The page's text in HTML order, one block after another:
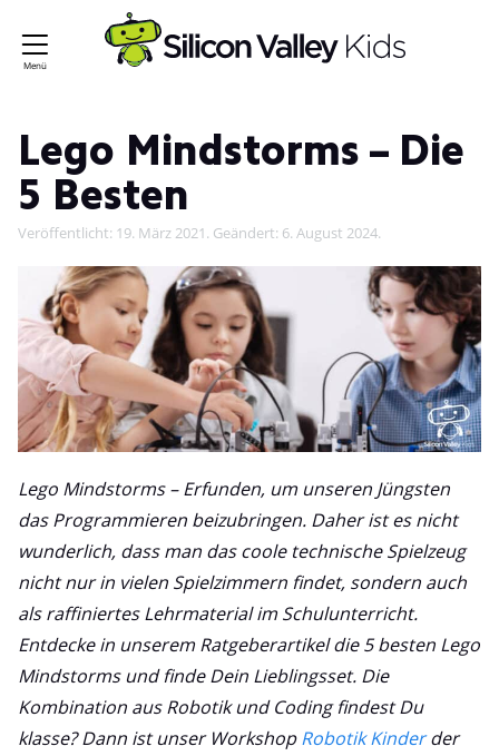
Lego Mindstorms – Die
5 Besten
Veröffentlicht: 19. März 2021. Geändert: 6. August 2024.
Lego Mindstorms – Erfunden, um unseren Jüngsten
das Programmieren beizubringen. Daher ist es nicht
wunderlich, dass man das coole technische Spielzeug
nicht nur in vielen Spielzimmern findet, sondern auch
als raffiniertes Lehrmaterial im Schulunterricht.
Entdecke in unserem Ratgeberartikel die 5 besten Lego
Mindstorms und finde Dein Lieblingsset. Die
Kombination aus Robotik und Coding findest Du
klasse? Dann ist unser WorkshopRobotik Kinderder